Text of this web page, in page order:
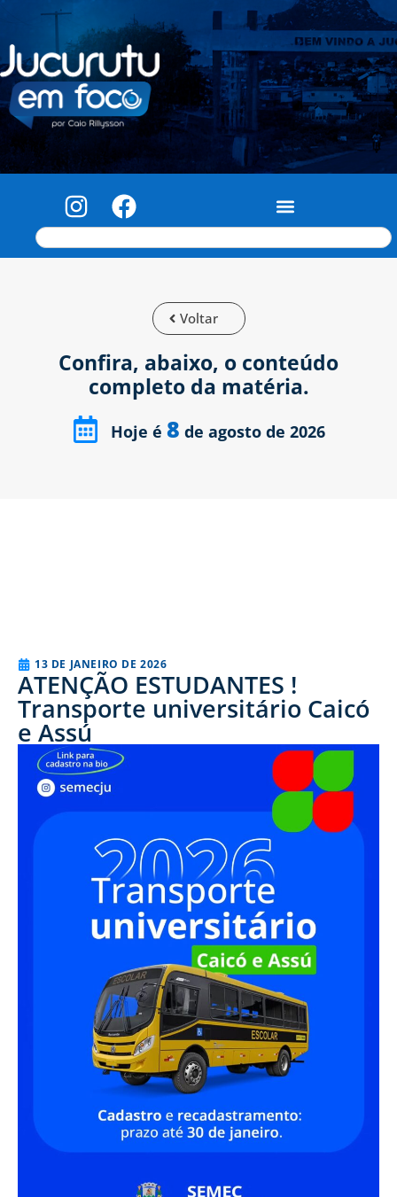
Voltar
Confira, abaixo, o conteúdo
completo da matéria.
Hoje é 8 de agosto de 2026
13 DE JANEIRO DE 2026
ATENÇÃO ESTUDANTES !
Transporte universitário Caicó
e Assú